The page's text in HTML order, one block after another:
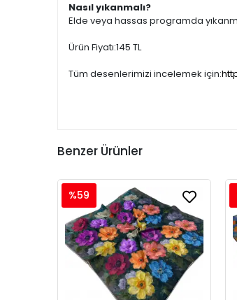
Nasıl yıkanmalı?
Elde veya hassas programda
Ürün Fiyatı:145 TL
Tüm desenlerimizi incelemek için:
Benzer Ürünler
%59